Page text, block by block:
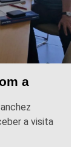
a
a visita